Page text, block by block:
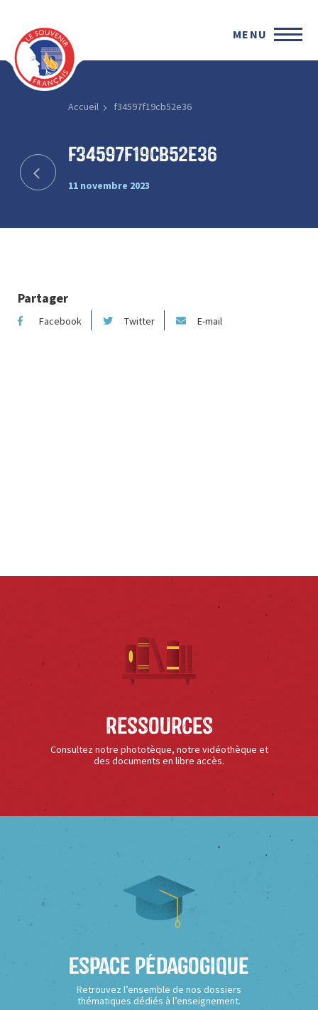
MENU
Accueil f34597f19cb52e36
f34597f19cb52e36
11 novembre 2023
Partager
Facebook Twitter E-mail
Ressources
Consultez notre phototèque, notre vidéothèque et
des documents en libre accès.
Espace Pédagogique
Retrouvez l’ensemble de nos dossiers
thématiques dédiés à l’enseignement.